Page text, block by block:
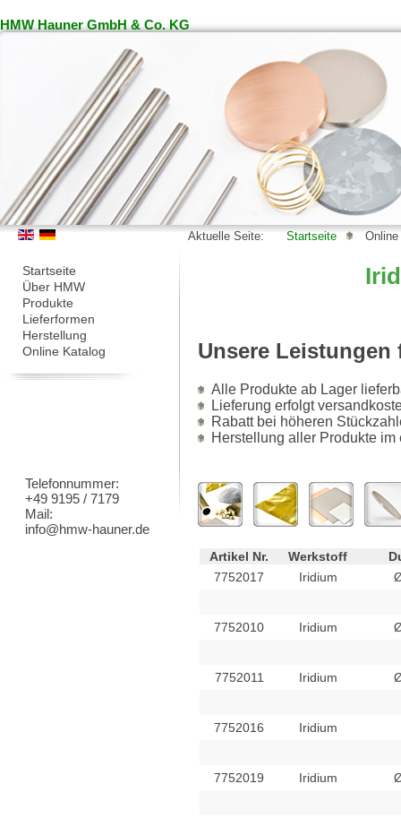
HMW Hauner GmbH & Co. KG
Aktuelle Seite: Startseite
Startseite
Über HMW
Produkte
Lieferformen
Herstellung
Online Katalog
Telefonnummer:
+49 9195 / 7179
Mail:
info@hmw-hauner.de
Unsere Leistungen
Alle Produkte ab Lager
Lieferung erfolgt
Rabatt bei höheren
Herstellung aller Produkte im
Artikel Nr. Werkstoff
7752017
Iridium
7752010 Iridium
7752011 Iridium
7752016 Iridium
7752019 Iridium